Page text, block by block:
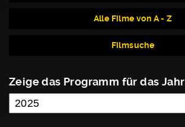
Alle Filme von A - Z
Filmsuche
Zeige das Programm für das Jahr